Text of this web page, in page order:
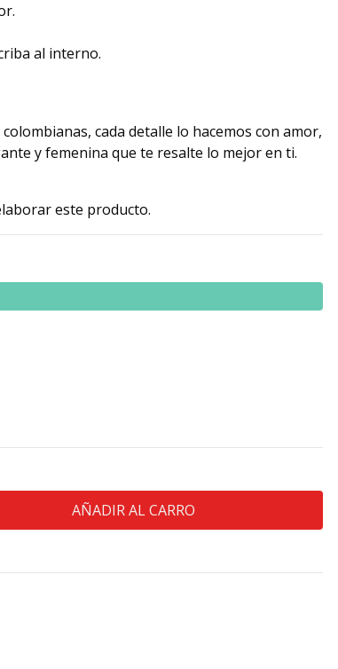
al interno.
cada detalle lo hacemos con amor,
y femenina que te resalte lo mejor en ti.
este producto.